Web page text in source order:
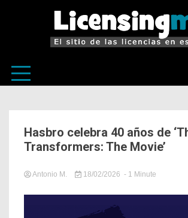
Hasbro celebra 40 años de
Transformers: The Movie’
Antonio M.
18/02/2026
Noticias
- 1 Minute